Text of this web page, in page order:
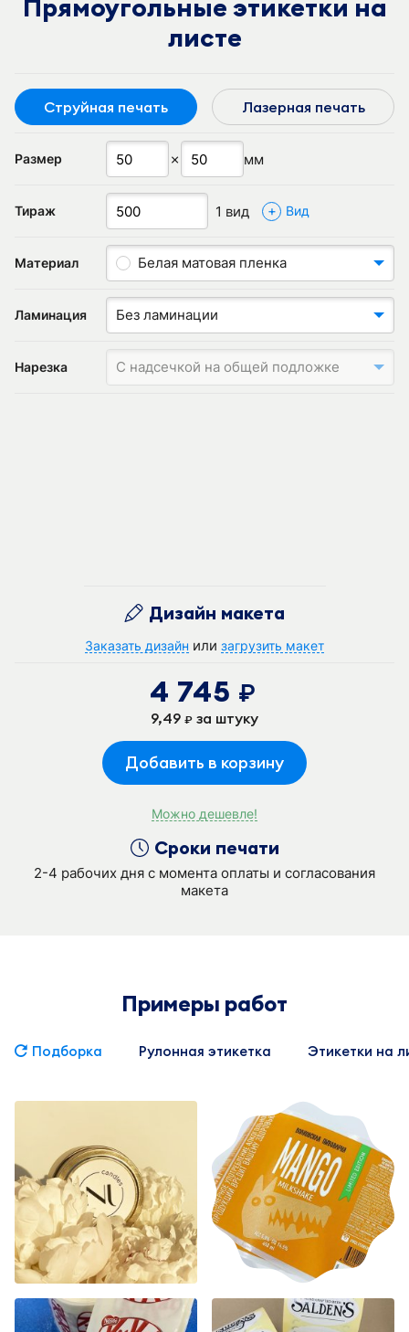
Прямоугольные этикетки на
листе
Струйная печать Лазерная печать
Размер ✗ мм
Тираж 1 вид + Вид
Материал Белая матовая пленка
Ламинация Без ламинации
Нарезка С надсечкой на общей подложке
Дизайн макета
Заказать дизайн или загрузить макет
4 745 руб.
9,49 руб. за штуку
Добавить в корзину
Можно дешевле!
Сроки печати
2-4 рабочих дня с момента оплаты и согласования
макета
Примеры работ
Подборка Рулонная этикетка Этикетки на